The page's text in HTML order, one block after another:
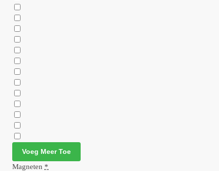
Voeg Meer Toe
Magneten *